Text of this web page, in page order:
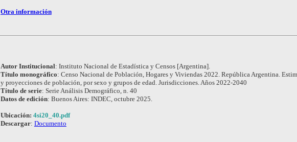
Otra información
Autor Institucional: Instituto Nacional de Estadística y Censos [Argentina].
Título monográfico: Censo Nacional de Población, Hogares y Viviendas 2022. República Argentina.
y proyecciones de población, por sexo y grupos de edad. Jurisdicciones. Años 2022-2040
Título de serie: Serie Análisis Demográfico, n. 40
Datos de edición: Buenos Aires: INDEC, octubre 2025.
Ubicación: 4si20_40.pdf
Descargar: Documento